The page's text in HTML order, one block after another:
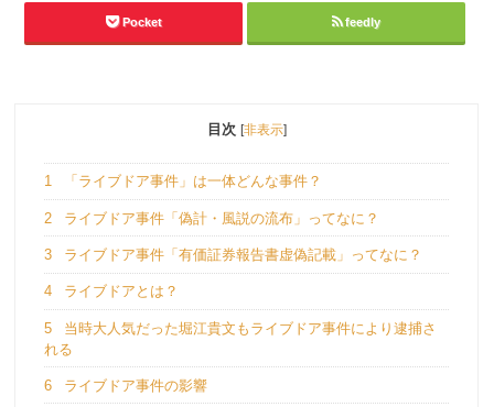
Pocket feedly
目次 [非表示]
1 「ライブドア事件」は一体どんな事件？
2 ライブドア事件「偽計・風説の流布」ってなに？
3 ライブドア事件「有価証券報告書虚偽記載」ってなに？
4 ライブドアとは？
5
当時大人気だった堀江貴文もライブドア事件により逮捕さ
れる
6 ライブドア事件の影響